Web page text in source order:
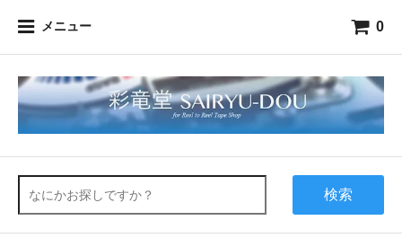
メニュー 0
検索